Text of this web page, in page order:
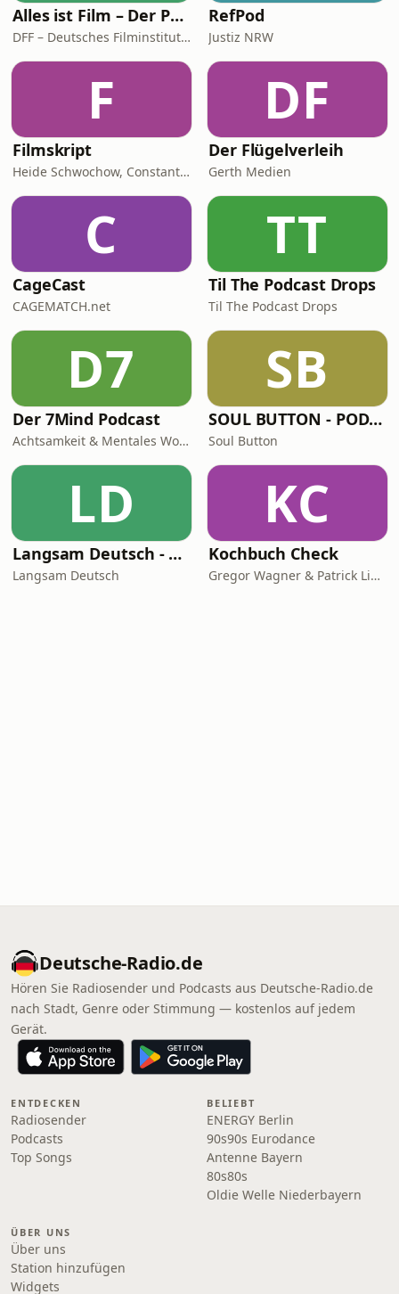
Alles ist Film – Der Podcast des DFF
DFF – Deutsches Filminstitut & Filmmuseum
RefPod
Justiz NRW
F
Filmskript
Heide Schwochow, Constantin Lieb
DF
Der Flügelverleih
Gerth Medien
C
CageCast
CAGEMATCH.net
TT
Til The Podcast Drops
Til The Podcast Drops
D7
Der 7Mind Podcast
Achtsamkeit & Mentales Wohlbefinden
SB
SOUL BUTTON - PODCAST
Soul Button
LD
Langsam Deutsch - Deutsch lernen
Langsam Deutsch
KC
Kochbuch Check
Gregor Wagner & Patrick Linke
Deutsche-Radio.de
Hören Sie Radiosender und Podcasts aus Deutsche-Radio.de
nach Stadt, Genre oder Stimmung — kostenlos auf jedem
Gerät.
ENTDECKEN
Radiosender
Podcasts
Top Songs
BELIEBT
ENERGY Berlin
90s90s Eurodance
Antenne Bayern
80s80s
Oldie Welle Niederbayern
ÜBER UNS
Über uns
Station hinzufügen
Widgets